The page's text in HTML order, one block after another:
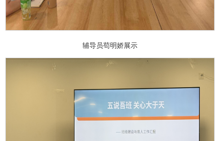
辅导员苟明娇展示